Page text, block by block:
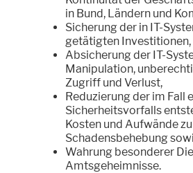
in Bund, Ländern und
Sicherung der in IT-
getätigten Investitionen,
Absicherung der IT-
Manipulation,
Zugriff und Verlust,
Reduzierung der im Fall
Sicherheitsvorfalls
Kosten und Aufwände
Schadensbehebung
Wahrung besonderer
Amtsgeheimnisse.